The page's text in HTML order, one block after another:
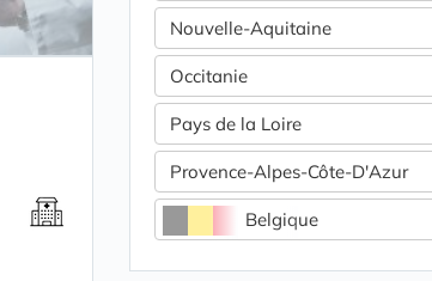
Nouvelle-Aquitaine
Occitanie
Pays de la Loire
Provence-Alpes-Côte-D'Azur
Belgique